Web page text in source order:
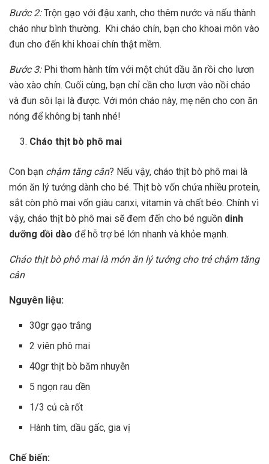
Bước 2:Trộn gạo với đậu xanh, cho thêm nước và nấu thành
cháo như bình thường. Khi cháo chín, bạn cho khoai môn vào
đun cho đến khi khoai chín thật mềm.
Bước 3:Phi thơm hành tím với một chút dầu ăn rồi cho lươn
vào xào chín. Cuối cùng, bạn chỉ cần cho lươn vào nồi cháo
và đun sôi lại là được. Với món cháo này, mẹ nên cho con ăn
nóng để không bị tanh nhé!
Cháo thịt bò phô mai
Con bạn chậm tăng cân? Nếu vậy, cháo thịt bò phô mai là
món ăn lý tưởng dành cho bé. Thịt bò vốn chứa nhiều protein,
sắt còn phô mai vốn giàu canxi, vitamin và chất béo. Chính vì
vậy, cháo thịt bò phô mai sẽ đem đến cho bé nguồn dinh
dưỡng dồi dào để hỗ trợ bé lớn nhanh và khỏe mạnh.
Cháo thịt bò phô mai là món ăn lý tưởng cho trẻ chậm tăng
cân
Nguyên liệu:
30gr gạo trắng
2 viên phô mai
40gr thịt bò băm nhuyễn
5 ngọn rau dền
1/3 củ cà rốt
Hành tím, dầu gấc, gia vị
Chế biến: